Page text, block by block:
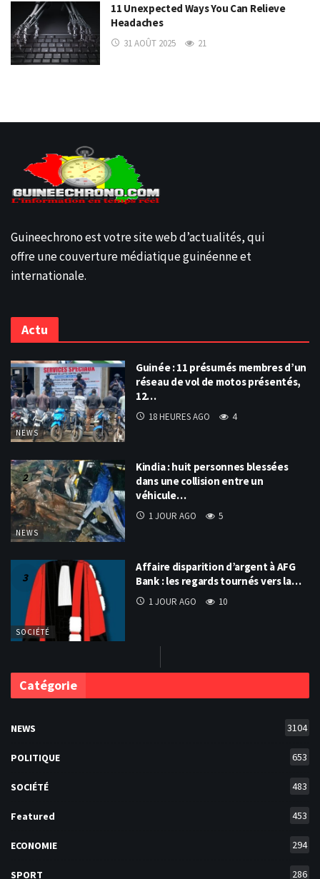
11 Unexpected Ways You Can Relieve
Headaches
31 AOÛT 2025 21
Guineechrono est votre site web d’actualités, qui
offre une couverture médiatique guinéenne et
internationale.
Actu
NEWS
Guinée : 11 présumés membres d’un
réseau de vol de motos présentés,
12…
18 HEURES AGO 4
NEWS
Kindia : huit personnes blessées
dans une collision entre un
véhicule…
1 JOUR AGO 5
SOCIÉTÉ
Affaire disparition d’argent à AFG
Bank : les regards tournés vers la…
1 JOUR AGO 10
Catégorie
NEWS 3104
POLITIQUE 653
SOCIÉTÉ 483
Featured 453
ECONOMIE 294
SPORT 286